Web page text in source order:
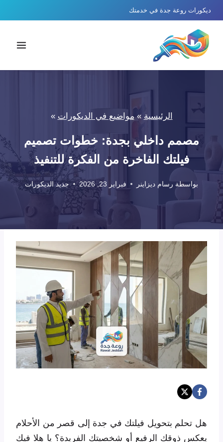
التجاوز
إلى
المحتوى
ديكورات روعة جدة في خدمتك
الرئيسية »مواضيع في الديكورات »
مصمم داخلي بجدة: خطوات تصميم
فيلتك الفاخرة من الفكرة للتنفيذ
بواسطة رسام ديزاينر فبراير 23, 2026 جديد الديكورات
هل تحلم بتحويل فيلتك في جدة إلى قصر من الأحلام
يعكس ذوقك الرفيع أو شخصيتك الفريدة؟ يا هلا فيك